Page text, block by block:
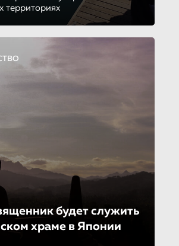
территориях
будет служить
храме в Японии